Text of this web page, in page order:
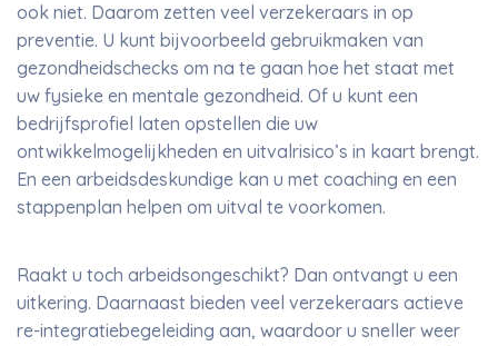
ook niet. Daarom zetten veel verzekeraars in op
preventie. U kunt bijvoorbeeld gebruikmaken van
gezondheidschecks om na te gaan hoe het staat met
uw fysieke en mentale gezondheid. Of u kunt een
bedrijfsprofiel laten opstellen die uw
ontwikkelmogelijkheden en uitvalrisico’s in kaart brengt.
En een arbeidsdeskundige kan u met coaching en een
stappenplan helpen om uitval te voorkomen.
Raakt u toch arbeidsongeschikt? Dan ontvangt u een
uitkering. Daarnaast bieden veel verzekeraars actieve
re-integratiebegeleiding aan, waardoor u sneller weer